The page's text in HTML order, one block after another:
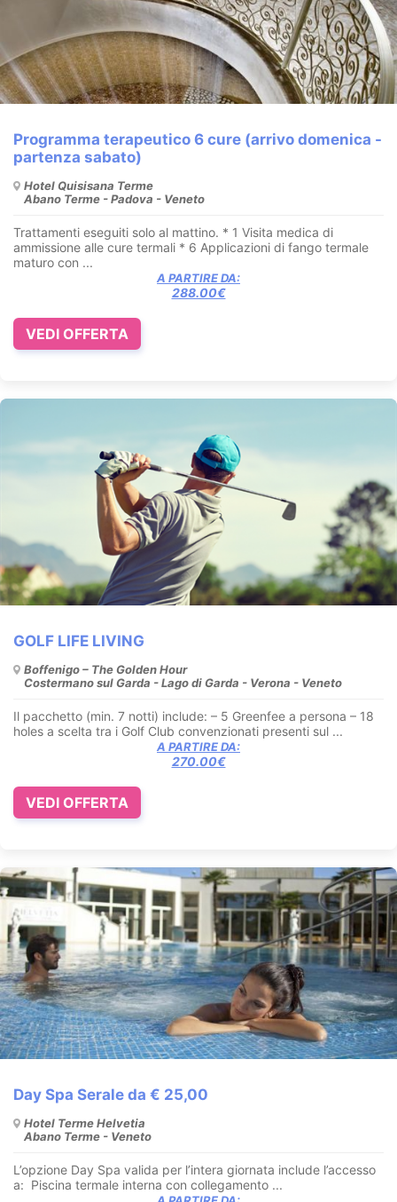
Programma terapeutico 6 cure (arrivo domenica -
partenza sabato)
Hotel Quisisana Terme
Abano Terme - Padova - Veneto
Trattamenti eseguiti solo al mattino. * 1 Visita medica di
ammissione alle cure termali * 6 Applicazioni di fango termale
maturo con ...
A PARTIRE DA:
288.00€
VEDI OFFERTA
GOLF LIFE LIVING
Boffenigo – The Golden Hour
Costermano sul Garda - Lago di Garda - Verona - Veneto
Il pacchetto (min. 7 notti) include: – 5 Greenfee a persona – 18
holes a scelta tra i Golf Club convenzionati presenti sul ...
A PARTIRE DA:
270.00€
VEDI OFFERTA
Day Spa Serale da € 25,00
Hotel Terme Helvetia
Abano Terme - Veneto
L’opzione Day Spa valida per l’intera giornata include l’accesso
a: Piscina termale interna con collegamento ...